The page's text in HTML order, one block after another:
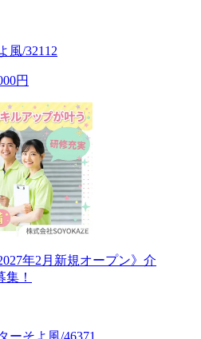
風/32112
円
年2月新規オープン》介
！